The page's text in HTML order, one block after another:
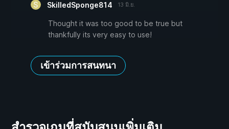
SkilledSponge814 13 มิ.ย.
Thought it was too good to be true but
thankfully its very easy to use!
เข้าร่วมการสนทนา